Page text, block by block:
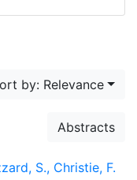
by: Relevance
Abstracts
S., Christie, F.